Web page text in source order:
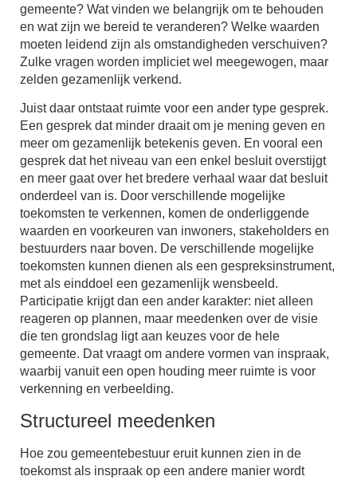
gemeente? Wat vinden we belangrijk om te behouden
en wat zijn we bereid te veranderen? Welke waarden
moeten leidend zijn als omstandigheden verschuiven?
Zulke vragen worden impliciet wel meegewogen, maar
zelden gezamenlijk verkend.
Juist daar ontstaat ruimte voor een ander type gesprek.
Een gesprek dat minder draait om je mening geven en
meer om gezamenlijk betekenis geven. En vooral een
gesprek dat het niveau van een enkel besluit overstijgt
en meer gaat over het bredere verhaal waar dat besluit
onderdeel van is. Door verschillende mogelijke
toekomsten te verkennen, komen de onderliggende
waarden en voorkeuren van inwoners, stakeholders en
bestuurders naar boven. De verschillende mogelijke
toekomsten kunnen dienen als een gespreksinstrument,
met als einddoel een gezamenlijk wensbeeld.
Participatie krijgt dan een ander karakter: niet alleen
reageren op plannen, maar meedenken over de visie
die ten grondslag ligt aan keuzes voor de hele
gemeente. Dat vraagt om andere vormen van inspraak,
waarbij vanuit een open houding meer ruimte is voor
verkenning en verbeelding.
Structureel meedenken
Hoe zou gemeentebestuur eruit kunnen zien in de
toekomst als inspraak op een andere manier wordt